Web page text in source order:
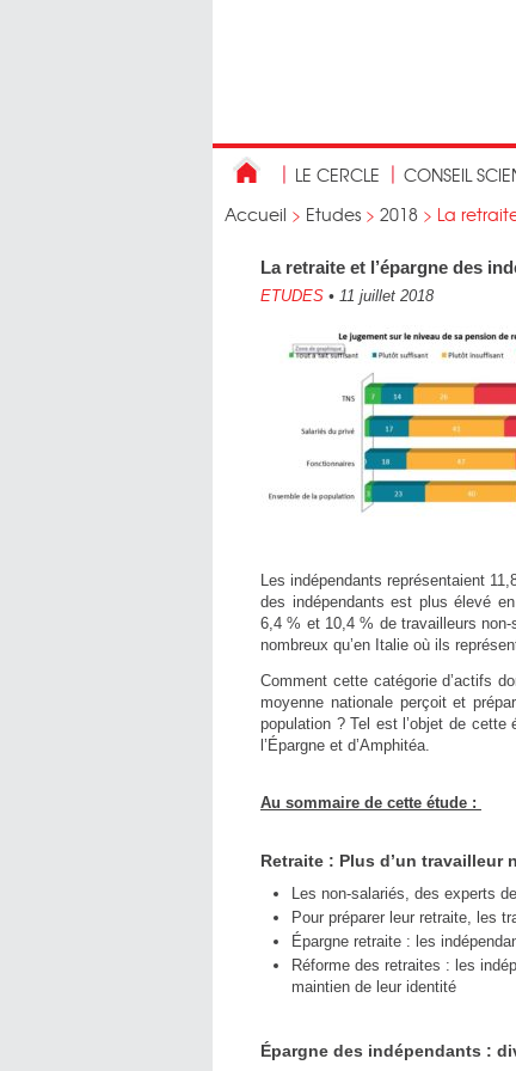
LE CERCLE CONSEIL
Accueil > Etudes > 2018 > La
La retraite et l’épargne des
ETUDES • 11 juillet 2018
Les indépendants représentaient
des indépendants est plus élevé
6,4 % et 10,4 % de travailleurs
nombreux qu’en Italie où ils
Comment cette catégorie d’actifs
moyenne nationale perçoit et
population ? Tel est l’objet de cette
l’Épargne et d’Amphitéa.
Au sommaire de cette étude :
Retraite : Plus d’un
Les non-salariés, des experts
Pour préparer leur retraite, les
Épargne retraite : les
Réforme des retraites : les
maintien de leur identité
Épargne des indépendants :